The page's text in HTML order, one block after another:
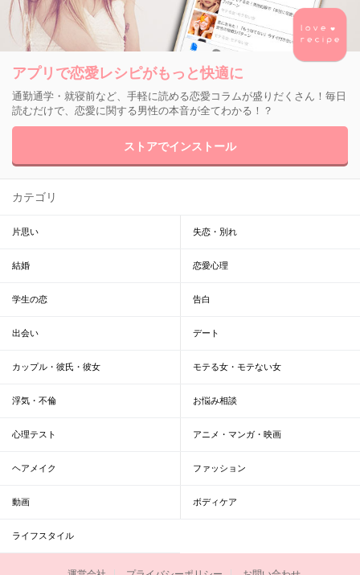
アプリで恋愛レシピがもっと快適に
通勤通学・就寝前など、手軽に読める恋愛コラムが盛りだくさん！毎日
読むだけで、恋愛に関する男性の本音が全てわかる！？
ストアでインストール
カテゴリ
片思い 失恋・別れ
結婚 恋愛心理
学生の恋 告白
出会い デート
カップル・彼氏・彼女 モテる女・モテない女
浮気・不倫 お悩み相談
心理テスト アニメ・マンガ・映画
ヘアメイク ファッション
動画 ボディケア
ライフスタイル